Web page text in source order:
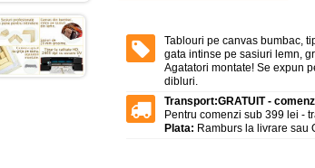
Tablouri pe canvas bumbac,
gata intinse pe sasiuri lemn,
Agatatori montate! Se expun
dibluri.
Transport:GRATUIT -
Pentru comenzi sub 399 lei -
Plata: Ramburs la livrare sau